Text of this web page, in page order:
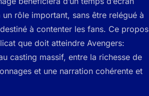
rôle important, sans être relégué à
à contenter les fans. Ce propos
que doit atteindre Avengers:
casting massif, entre la richesse de
et une narration cohérente et